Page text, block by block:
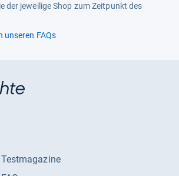
der jeweilige Shop zum Zeitpunkt des
unseren FAQs
Testmagazine